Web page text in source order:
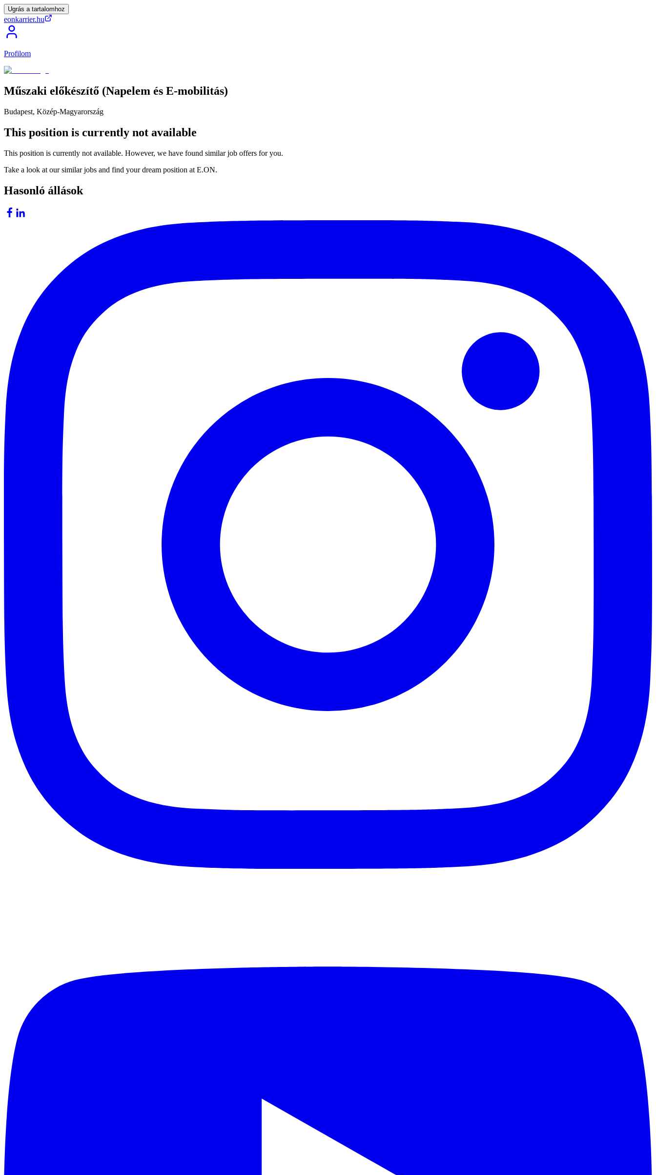
Ugrás a tartalomhoz
eonkarrier.hu
Profilom
Műszaki előkészítő (Napelem és E-mobilitás)
Budapest, Közép-Magyarország
This position is currently not available
This position is currently not available. However, we have found similar job offers for you.
Take a look at our similar jobs and find your dream position at E.ON.
Hasonló állások